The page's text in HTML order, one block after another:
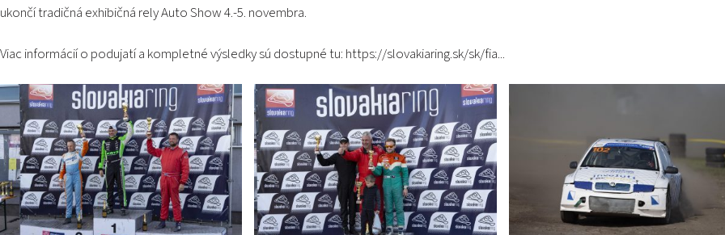
ukončí tradičná exhibičná rely Auto Show 4.-5. novembra.
Viac informácií o podujatí a kompletné výsledky sú dostupné tu: https://slovakiaring.sk/sk/fia...